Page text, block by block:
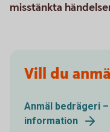
misstänkta
Vill du
Anmäl bedrägeri
information